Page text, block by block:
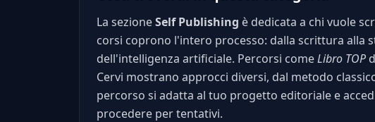
La sezioneSelf Publishing è dedicata a chi vuole
corsi coprono l'intero processo: dalla scrittura alla
dell'intelligenza artificiale. Percorsi comeLibro TOP
Cervi mostrano approcci diversi, dal metodo
percorso si adatta al tuo progetto editoriale e
procedere per tentativi.